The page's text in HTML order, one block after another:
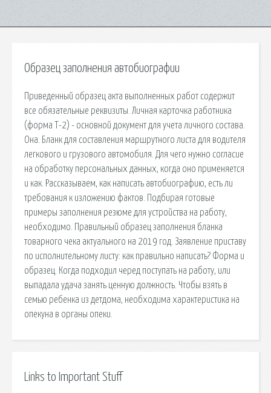
Образец заполнения автобиографии
Приведенный образец акта выполненных работ содержит
все обязательные реквизиты. Личная карточка работника
(форма Т-2) - основной документ для учета личного состава.
Она. Бланк для составления маршрутного листа для водителя
легкового и грузового автомобиля. Для чего нужно согласие
на обработку персональных данных, когда оно применяется
и как. Рассказываем, как написать автобиографию, есть ли
требования к изложению фактов. Подбирая готовые
примеры заполнения резюме для устройства на работу,
необходимо. Правильный образец заполнения бланка
товарного чека актуального на 2019 год. Заявление приставу
по исполнительному листу: как правильно написать? Форма и
образец. Когда подходил черед поступать на работу, или
выпадала удача занять ценную должность. Чтобы взять в
семью ребенка из детдома, необходима характеристика на
опекуна в органы опеки.
Links to Important Stuff